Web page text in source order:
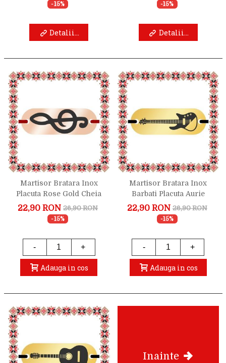
-15%
Detalii...
-15%
Detalii...
Martisor Bratara Inox
Placuta Rose Gold Cheia
Sol
22,90 RON 26,90 RON
-15%
- +
Adauga in cos
Martisor Bratara Inox
Barbati Placuta Aurie
Chitara Electrica
22,90 RON 26,90 RON
-15%
- +
Adauga in cos
Inainte